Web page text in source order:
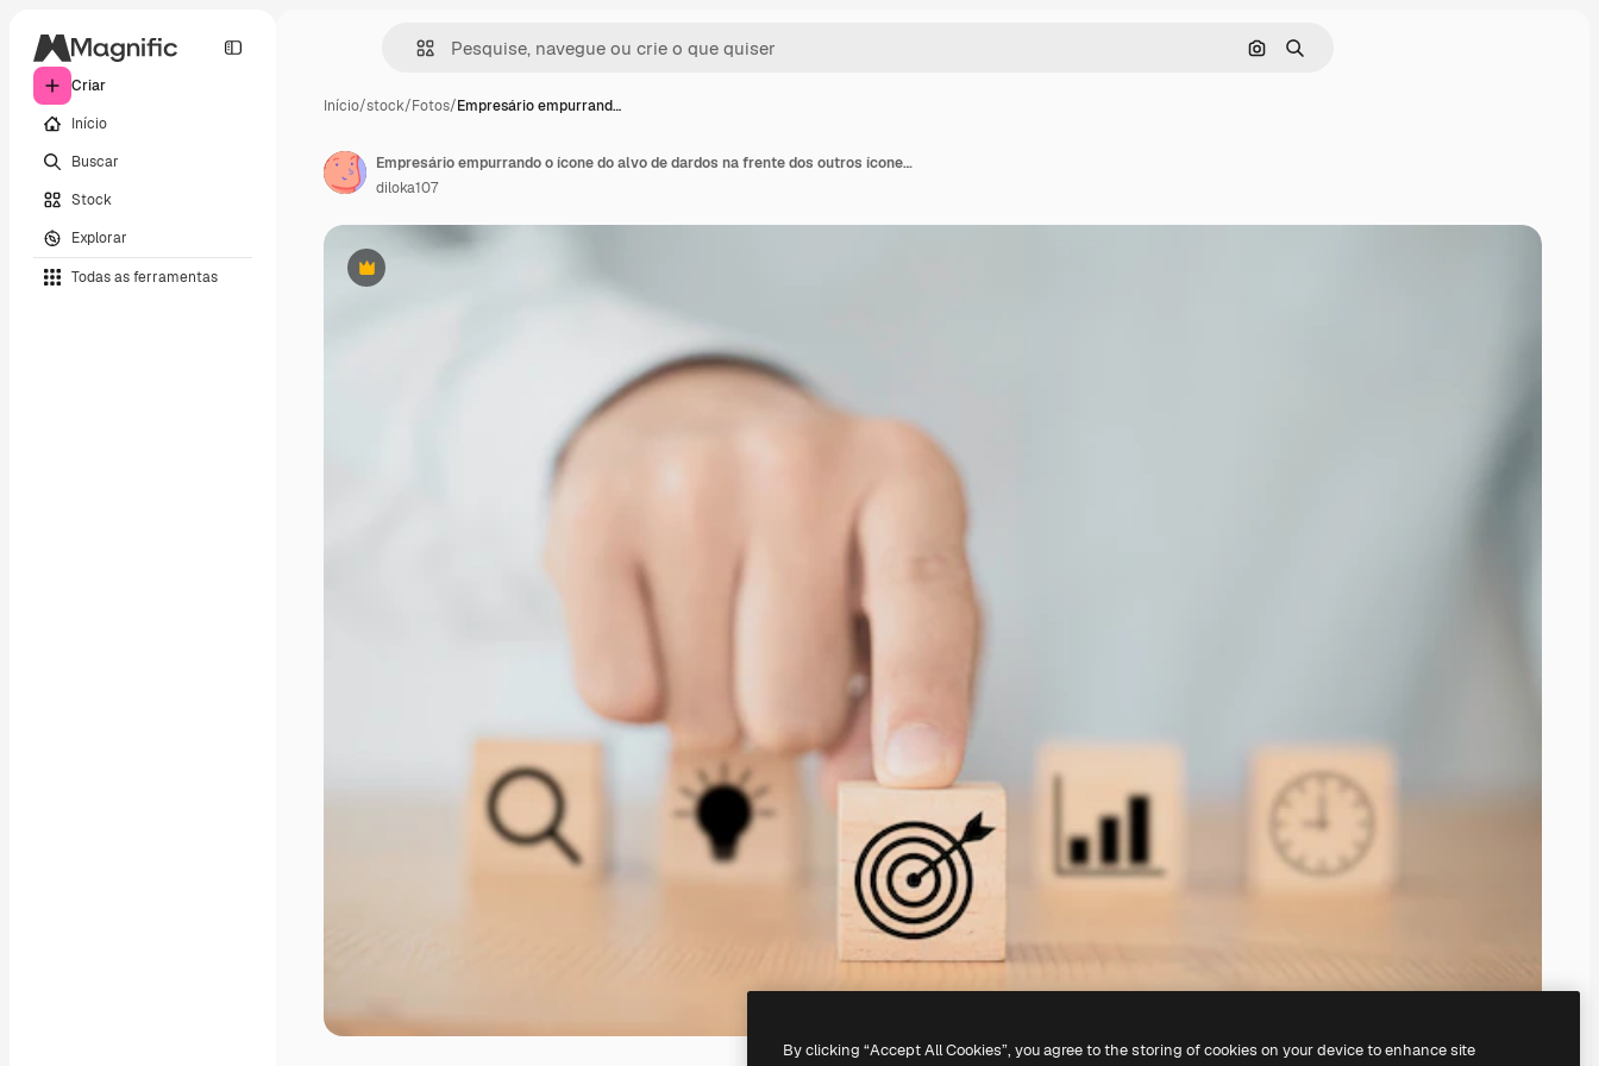
Criar
Início
Buscar
Stock
Explorar
Todas as ferramentas
Pesquisar por imagem
Buscar
Início/stock/Fotos/Empresário empurrand…
Premium
Empresário empurrando o ícone do alvo de dardos na frente dos outros ícones para definir os objetivos de negócios
diloka107
By clicking “Accept All Cookies”, you agree to the storing of cookies on your device to enhance site